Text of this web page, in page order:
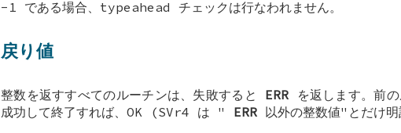
-1 である場合、typeahead チェックは行なわれません。
戻り値
整数を返すすべてのルーチンは、失敗すると ERR を返します。前
成功して終了すれば、OK (SVr4 は " ERR 以外の整数値"とだけ